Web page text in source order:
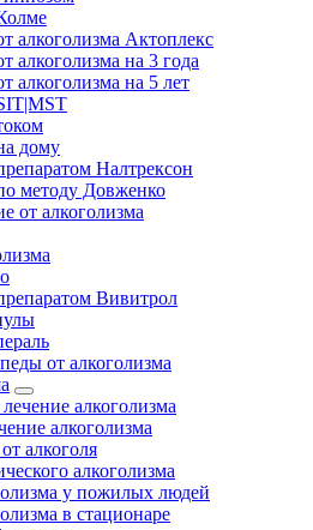
алкоголизма Актоплекс
алкоголизма на 3 года
алкоголизма на 5 лет
дому
Налтрексон
методу Довженко
от алкоголизма
Вивитрол
от алкоголизма
алкоголизма
алкоголизма
алкоголя
алкоголизма
у пожилых людей
в стационаре